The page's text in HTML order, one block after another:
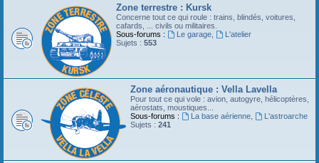
Zone terrestre : Kursk
Concerne tout ce qui roule : trains, blindés, voitures,
cafards, ... civils ou militaires.
Sous-forums :
Le garage,
L'atelier
Sujets : 553
Zone aéronautique : Vella Lavella
Pour tout ce qui vole : avion, autogyre, hélicoptères,
aérostats, moustiques...
Sous-forums :
La base aérienne,
L'astroarche
Sujets : 241